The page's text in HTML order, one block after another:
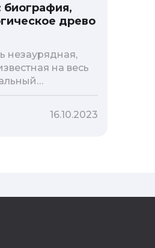
древо
незаурядная,
на весь
живой
супергерой в
блога фактами
16.10.2023